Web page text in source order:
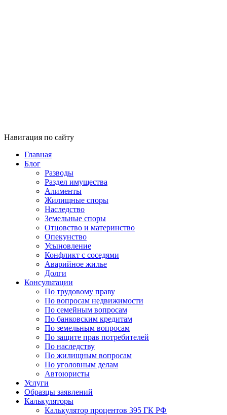
Навигация по сайту
Главная
Блог
Разводы
Раздел имущества
Алименты
Жилищные споры
Наследство
Земельные споры
Отцовство и материнство
Опекунство
Усыновление
Конфликт с соседями
Аварийное жилье
Долги
Консультации
По трудовому праву
По вопросам недвижимости
По семейным вопросам
По банковским кредитам
По земельным вопросам
По защите прав потребителей
По наследству
По жилищным вопросам
По уголовным делам
Автоюристы
Услуги
Образцы заявлений
Калькуляторы
Калькулятор процентов 395 ГК РФ